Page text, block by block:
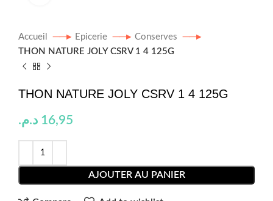
Accueil Epicerie
Conserves
THON NATURE JOLY CSRV 1 4 125G
THON NATURE JOLY CSRV 1 4 125G
16,95 د.م.
AJOUTER AU PANIER